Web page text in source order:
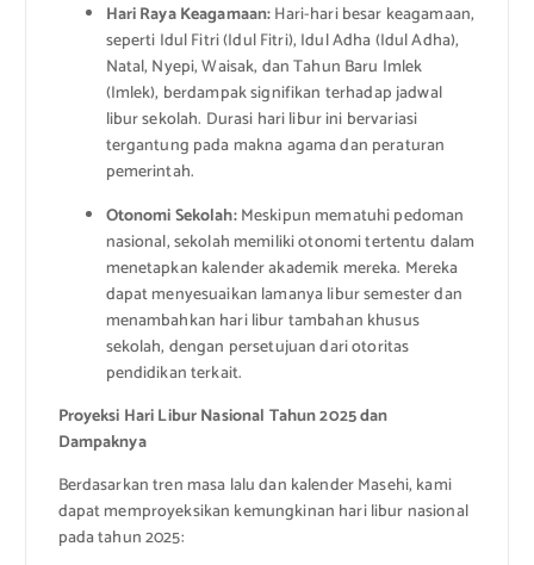
Hari Raya Keagamaan:Hari-hari besar keagamaan,
seperti Idul Fitri (Idul Fitri), Idul Adha (Idul Adha),
Natal, Nyepi, Waisak, dan Tahun Baru Imlek
(Imlek), berdampak signifikan terhadap jadwal
libur sekolah. Durasi hari libur ini bervariasi
tergantung pada makna agama dan peraturan
pemerintah.
Otonomi Sekolah:Meskipun mematuhi pedoman
nasional, sekolah memiliki otonomi tertentu dalam
menetapkan kalender akademik mereka. Mereka
dapat menyesuaikan lamanya libur semester dan
menambahkan hari libur tambahan khusus
sekolah, dengan persetujuan dari otoritas
pendidikan terkait.
Proyeksi Hari Libur Nasional Tahun 2025 dan
Dampaknya
Berdasarkan tren masa lalu dan kalender Masehi, kami
dapat memproyeksikan kemungkinan hari libur nasional
pada tahun 2025: